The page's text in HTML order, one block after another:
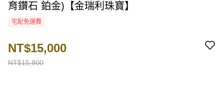
育鑽石 鉑金)【金瑞利珠寶】
宅配免運費
NT$15,800
NT$15,000